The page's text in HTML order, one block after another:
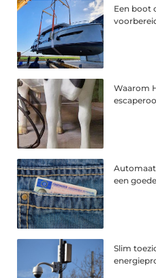
Een boot
Waarom
een
Slim